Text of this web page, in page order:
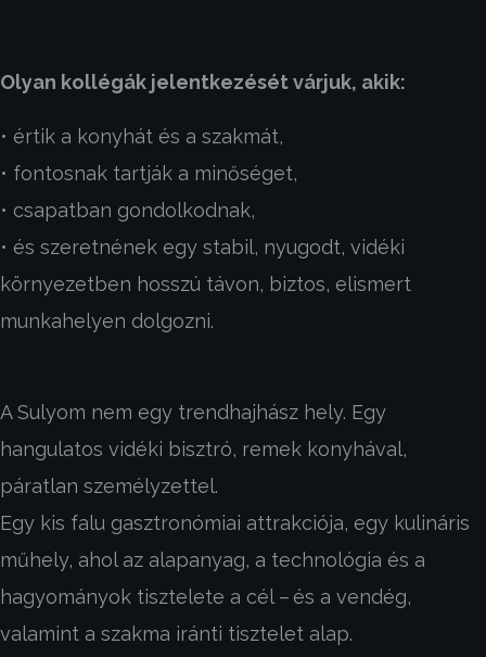
Olyan kollégák jelentkezését várjuk, akik:
• értik a konyhát és a szakmát,
• fontosnak tartják a minőséget,
• csapatban gondolkodnak,
• és szeretnének egy stabil, nyugodt, vidéki
környezetben hosszú távon, biztos, elismert
munkahelyen dolgozni.
A Sulyom nem egy trendhajhász hely. Egy
hangulatos vidéki bisztró, remek konyhával,
páratlan személyzettel.
Egy kis falu gasztronómiai attrakciója, egy kulináris
műhely, ahol az alapanyag, a technológia és a
hagyományok tisztelete a cél – és a vendég,
valamint a szakma iránti tisztelet alap.